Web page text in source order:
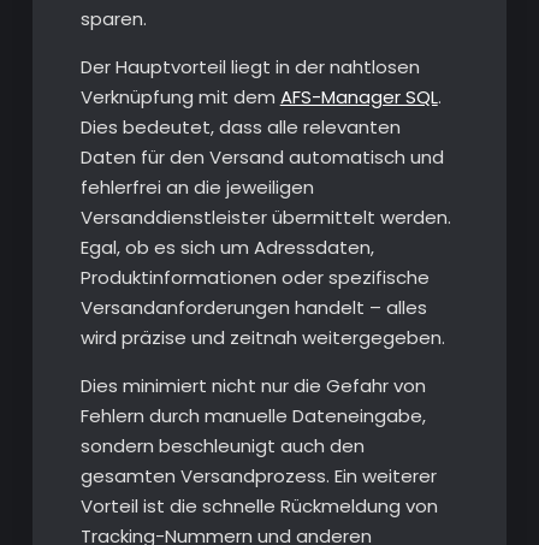
sparen.
Der Hauptvorteil liegt in der nahtlosen
Verknüpfung mit dem AFS-Manager SQL.
Dies bedeutet, dass alle relevanten
Daten für den Versand automatisch und
fehlerfrei an die jeweiligen
Versanddienstleister übermittelt werden.
Egal, ob es sich um Adressdaten,
Produktinformationen oder spezifische
Versandanforderungen handelt – alles
wird präzise und zeitnah weitergegeben.
Dies minimiert nicht nur die Gefahr von
Fehlern durch manuelle Dateneingabe,
sondern beschleunigt auch den
gesamten Versandprozess. Ein weiterer
Vorteil ist die schnelle Rückmeldung von
Tracking-Nummern und anderen